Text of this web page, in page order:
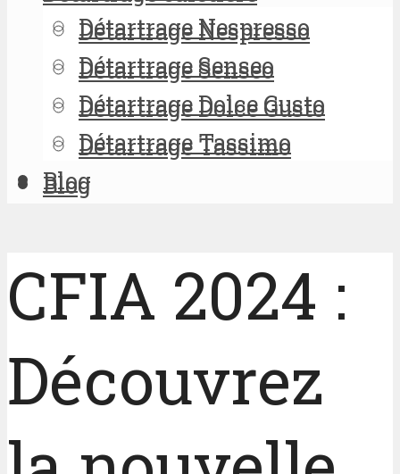
Détartrage Nespresso
Détartrage Senseo
Détartrage Dolce Gusto
Détartrage Tassimo
Blog
Détartrage Nespresso
Détartrage Senseo
Détartrage Dolce Gusto
Détartrage Tassimo
Blog
CFIA 2024 :
Découvrez